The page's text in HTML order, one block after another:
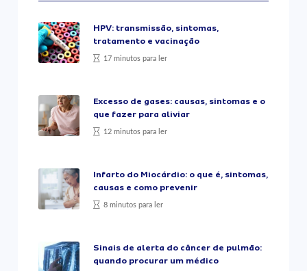
HPV: transmissão, sintomas,
tratamento e vacinação
17 minutos para ler
Excesso de gases: causas, sintomas e o
que fazer para aliviar
12 minutos para ler
Infarto do Miocárdio: o que é, sintomas,
causas e como prevenir
8 minutos para ler
Sinais de alerta do câncer de pulmão:
quando procurar um médico